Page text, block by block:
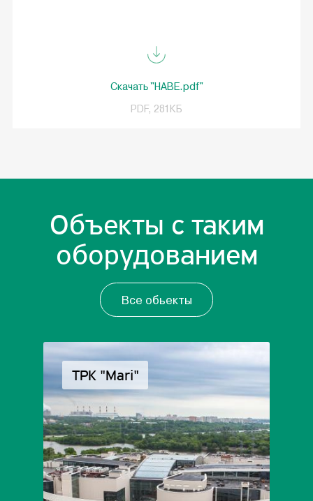
Скачать "HABE.pdf"
PDF, 281КБ
Объекты с таким
оборудованием
Все обьекты
ТРК "Mari"